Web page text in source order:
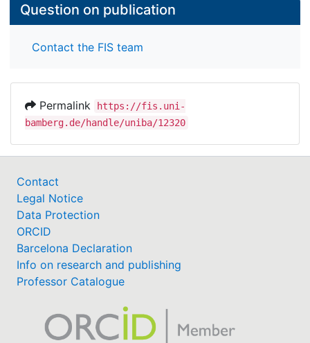
Question on publication
Contact the FIS team
Permalink
https://fis.uni-
bamberg.de/handle/uniba/12320
Contact
Legal Notice
Data Protection
ORCID
Barcelona Declaration
Info on research and publishing
Professor Catalogue